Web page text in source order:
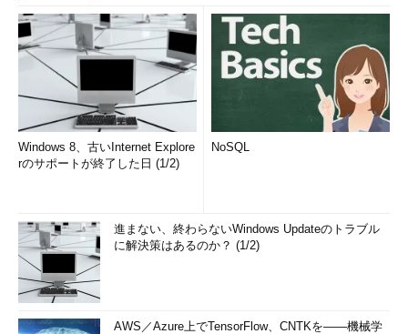
Windows 8、古いInternet Explore
rのサポートが終了した日 (1/2)
NoSQL
進まない、終わらないWindows Updateのトラブル
に解決策はあるのか？ (1/2)
AWS／Azure上でTensorFlow、CNTKを――機械学